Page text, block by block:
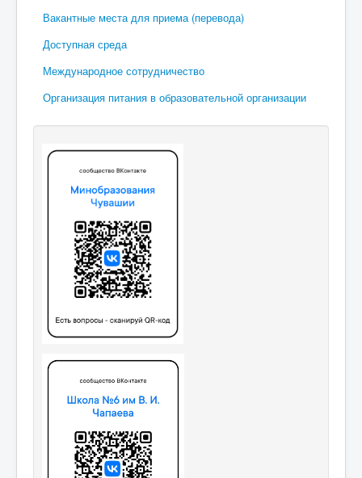
Вакантные места для приема (перевода)
Доступная среда
Международное сотрудничество
Организация питания в образовательной организации